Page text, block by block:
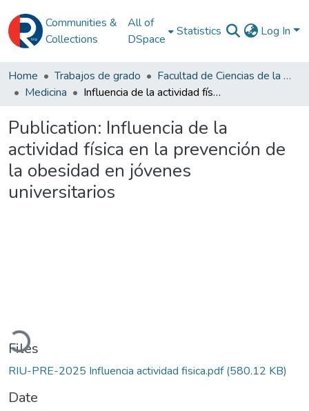
Communities &
Collections
All of
DSpace
Statistics Log In
Home Trabajos de grado
Facultad de Ciencias de la Salud
Medicina
Influencia de la actividad física en la prevención de la obesidad en jóvenes universitarios
Publication: Influencia de la
actividad física en la prevención de
la obesidad en jóvenes
universitarios
Files
RIU-PRE-2025 Influencia actividad fisica.pdf(580.12 KB)
Date